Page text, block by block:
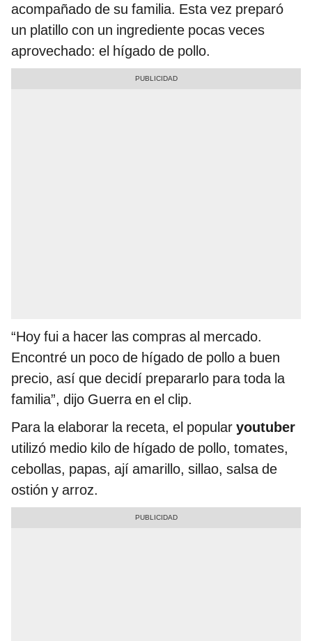
acompañado de su familia. Esta vez preparó
un platillo con un ingrediente pocas veces
aprovechado: el hígado de pollo.
“Hoy fui a hacer las compras al mercado.
Encontré un poco de hígado de pollo a buen
precio, así que decidí prepararlo para toda la
familia”, dijo Guerra en el clip.
Para la elaborar la receta, el popular youtuber
utilizó medio kilo de hígado de pollo, tomates,
cebollas, papas, ají amarillo, sillao, salsa de
ostión y arroz.